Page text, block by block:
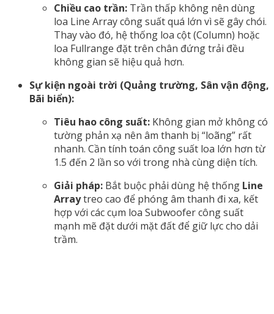
Chiều cao trần: Trần thấp không nên dùng
loa Line Array công suất quá lớn vì sẽ gây chói.
Thay vào đó, hệ thống loa cột (Column) hoặc
loa Fullrange đặt trên chân đứng trải đều
không gian sẽ hiệu quả hơn.
Sự kiện ngoài trời (Quảng trường, Sân vận động,
Bãi biển):
Tiêu hao công suất: Không gian mở không có
tường phản xạ nên âm thanh bị “loãng” rất
nhanh. Cần tính toán công suất loa lớn hơn từ
1.5 đến 2 lần so với trong nhà cùng diện tích.
Giải pháp: Bắt buộc phải dùng hệ thống Line
Arraytreo cao để phóng âm thanh đi xa, kết
hợp với các cụm loa Subwoofer công suất
mạnh mẽ đặt dưới mặt đất để giữ lực cho dải
trầm.